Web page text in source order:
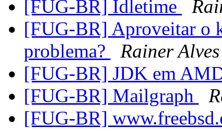
[FUG-BR] Idletime
[FUG-BR] Aproveitar o
problema?
Rainer Alves
[FUG-BR] JDK em
[FUG-BR] Mailgraph
[FUG-BR]